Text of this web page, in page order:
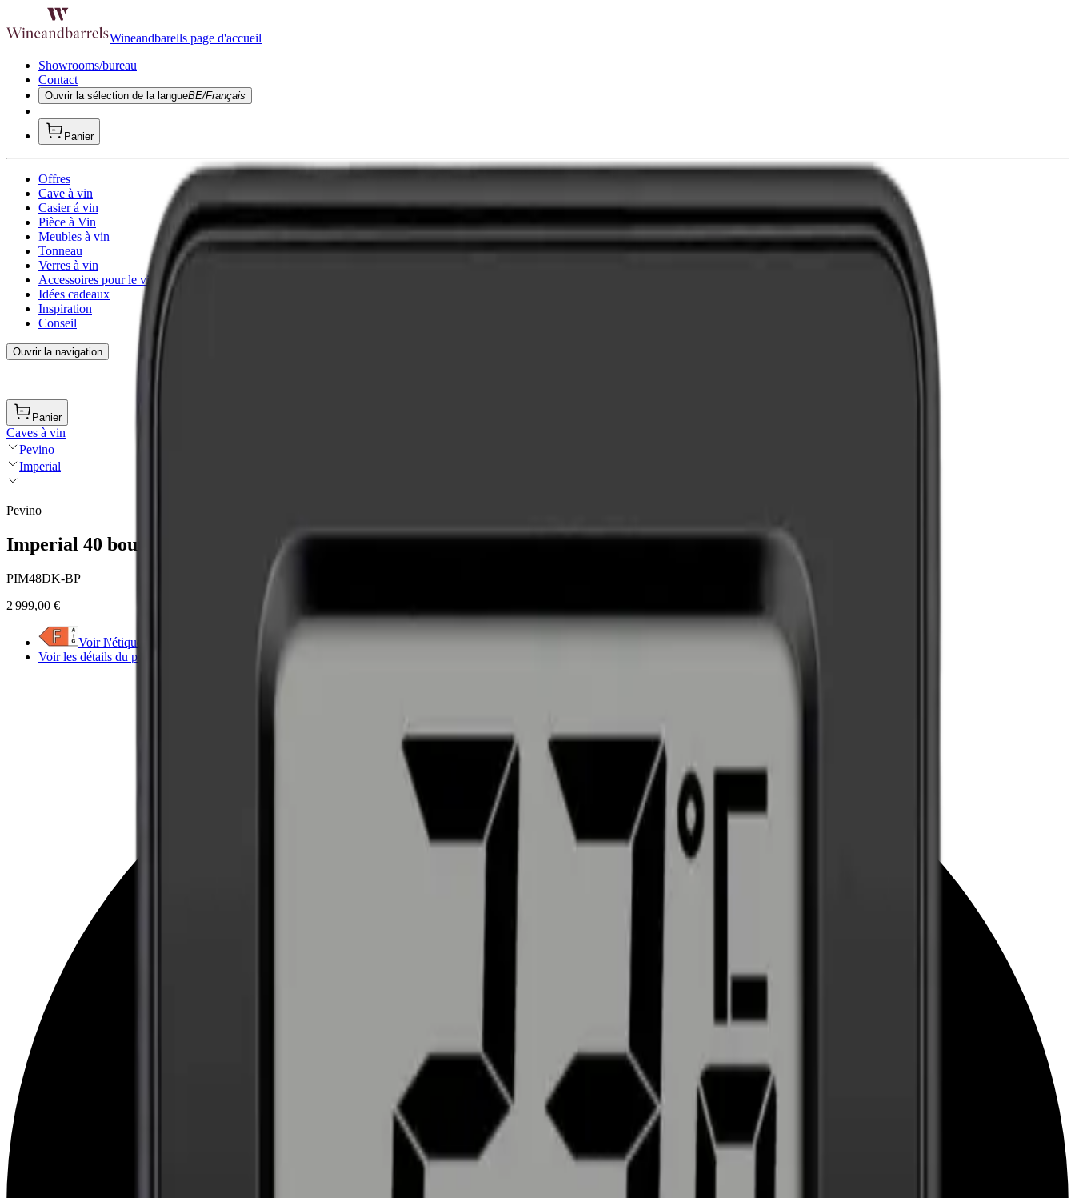
Wineandbarells page d'accueil
Showrooms/bureau
Contact
Ouvrir la sélection de la langueBE/Français
Panier
Offres
Cave à vin
Casier á vin
Pièce à Vin
Meubles à vin
Tonneau
Verres à vin
Accessoires pour le vin
Idées cadeaux
Inspiration
Conseil
Ouvrir la navigation
Panier
Caves à vin
Pevino
Imperial
Pevino
Imperial 40 bouteilles - push open - 2 zones - façade de cuisine
PIM48DK-BP
2 999,00 €
Voir l\'étiquette énergétique
Voir les détails du produit